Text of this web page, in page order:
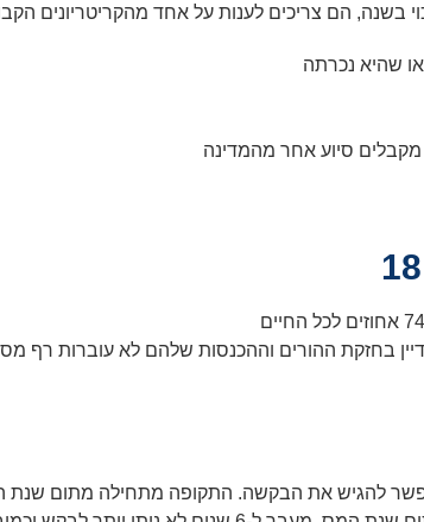
שהיא נכרתה
סיוע אחר מהמדינה
להגיש את הבקשה. התקופה מתחילה מתום שנת